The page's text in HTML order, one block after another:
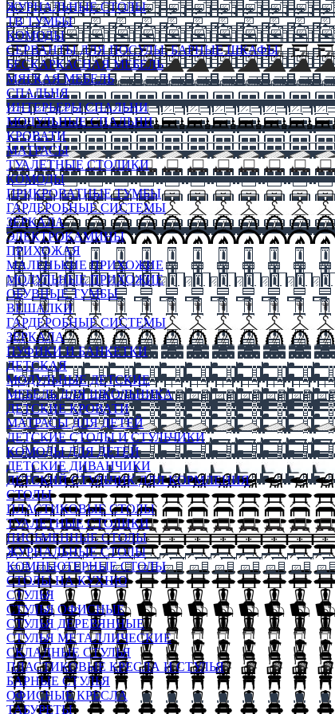
ЖУРНАЛЬНЫЕ СТОЛЫ
ТВ ТУМБЫ
КОМОДЫ
СЕРВАНТЫ ДЛЯ ПОСУДЫ, БАРНЫЕ ШКАФЫ
БЕСКАРКАСНАЯ МЕБЕЛЬ
МЯГКАЯ МЕБЕЛЬ
СПАЛЬНЯ
ИНТЕРЬЕРЫ СПАЛЬНИ
МОДУЛЬНЫЕ СПАЛЬНИ
КРОВАТИ
МАТРАСЫ
ТУАЛЕТНЫЕ СТОЛИКИ
КОМОДЫ
ПРИКРОВАТНЫЕ ТУМБЫ
ГАРДЕРОБНЫЕ СИСТЕМЫ
ЗЕРКАЛА
ЭЛЕКТРОКАМИНЫ
ПРИХОЖАЯ
МАЛЕНЬКИЕ ПРИХОЖИЕ
МОДУЛЬНЫЕ ПРИХОЖИЕ
ОБУВНЫЕ ТУМБЫ
ВЕШАЛКИ
ГАРДЕРОБНЫЕ СИСТЕМЫ
ЗЕРКАЛА
ПУФИКИ И БАНКЕТКИ
ДЕТСКАЯ
МОДУЛЬНЫЕ ДЕТСКИЕ
МЕБЕЛЬ ДЛЯ ШКОЛЬНИКА
ДЕТСКИЕ КРОВАТИ
МАТРАСЫ ДЛЯ ДЕТЕЙ
ДЕТСКИЕ СТОЛЫ И СТУЛЬЧИКИ
КОМОДЫ ДЛЯ ДЕТЕЙ
ДЕТСКИЕ ДИВАНЧИКИ
ДЕТСКИЙ СТУЛЬЧИК ДЛЯ КОРМЛЕНИЯ
СТОЛЫ
ПЛАСТИКОВЫЕ СТОЛЫ
ТУАЛЕТНЫЕ СТОЛИКИ
ПИСЬМЕННЫЕ СТОЛЫ
ЖУРНАЛЬНЫЕ СТОЛЫ
КОМПЬЮТЕРНЫЕ СТОЛЫ
СТОЛЫ НА КУХНЮ
СТУЛЬЯ
СТУЛЬЯ ОФИСНЫЕ
СТУЛЬЯ ДЕРЕВЯННЫЕ
СТУЛЬЯ МЕТАЛЛИЧЕСКИЕ
СКЛАДНЫЕ СТУЛЬЯ
ПЛАСТИКОВЫЕ КРЕСЛА И СТУЛЬЯ
БАРНЫЕ СТУЛЬЯ
ОФИСНЫЕ КРЕСЛА
ТАБУРЕТЫ